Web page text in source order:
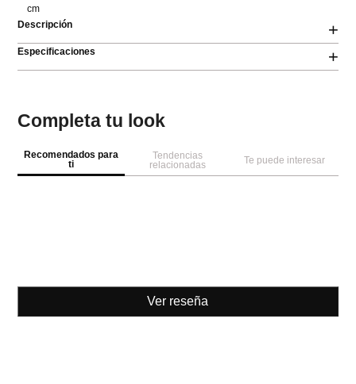
cm
Descripción
+
Especificaciones +
Completa tu look
Recomendados para
ti
Tendencias
relacionadas
Te puede interesar
Ver reseña